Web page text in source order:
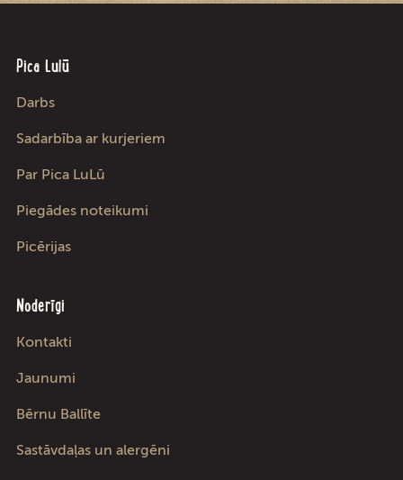
Pica Lulū
Darbs
Sadarbība ar kurjeriem
Par Pica LuLū
Piegādes noteikumi
Picērijas
Noderīgi
Kontakti
Jaunumi
Bērnu Ballīte
Sastāvdaļas un alergēni